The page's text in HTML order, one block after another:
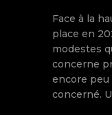
Face à la
place en
modestes
concerne
encore peu